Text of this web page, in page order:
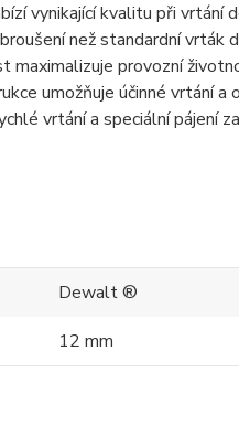
vynikající kvalitu při vrtání
než standardní
maximalizuje provozní
umožňuje účinné vrtání
vrtání a speciální pájení
Dewalt ®
12 mm